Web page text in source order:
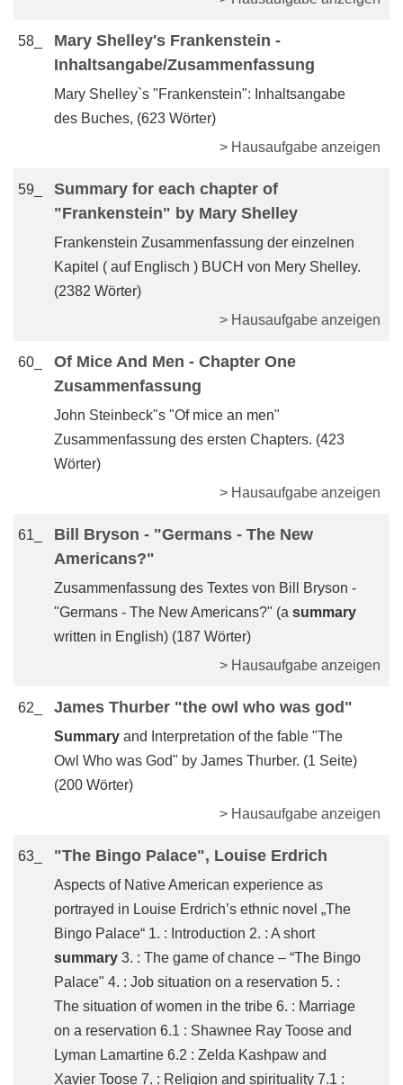
58_
Mary Shelley's Frankenstein -
Inhaltsangabe/Zusammenfassung
Mary Shelley`s "Frankenstein": Inhaltsangabe
des Buches, (623 Wörter)
> Hausaufgabe anzeigen
59_
Summary for each chapter of
"Frankenstein" by Mary Shelley
Frankenstein Zusammenfassung der einzelnen
Kapitel ( auf Englisch ) BUCH von Mery Shelley.
(2382 Wörter)
> Hausaufgabe anzeigen
60_
Of Mice And Men - Chapter One
Zusammenfassung
John Steinbeck"s "Of mice an men"
Zusammenfassung des ersten Chapters. (423
Wörter)
> Hausaufgabe anzeigen
61_
Bill Bryson - "Germans - The New
Americans?"
Zusammenfassung des Textes von Bill Bryson -
"Germans - The New Americans?" (a summary
written in English) (187 Wörter)
> Hausaufgabe anzeigen
62_ James Thurber "the owl who was god"
Summary and Interpretation of the fable "The
Owl Who was God" by James Thurber. (1 Seite)
(200 Wörter)
> Hausaufgabe anzeigen
63_ "The Bingo Palace", Louise Erdrich
Aspects of Native American experience as
portrayed in Louise Erdrich’s ethnic novel „The
Bingo Palace“ 1. : Introduction 2. : A short
summary 3. : The game of chance – “The Bingo
Palace" 4. : Job situation on a reservation 5. :
The situation of women in the tribe 6. : Marriage
on a reservation 6.1 : Shawnee Ray Toose and
Lyman Lamartine 6.2 : Zelda Kashpaw and
Xavier Toose 7. : Religion and spirituality 7.1 :